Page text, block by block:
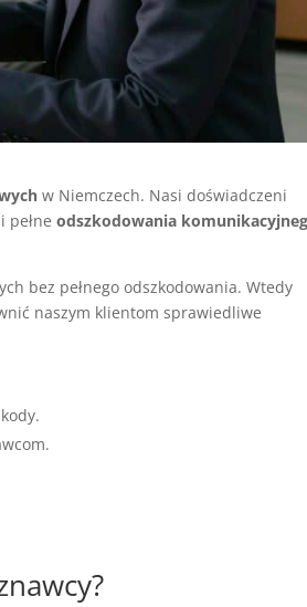
w Niemczech. Nasi doświadczeni
pełneodszkodowania
bez pełnego odszkodowania. Wtedy
naszym klientom sprawiedliwe